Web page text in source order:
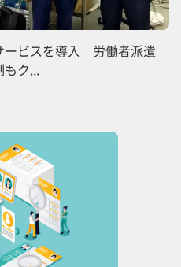
ービスを導入 労働者派遣
ク...